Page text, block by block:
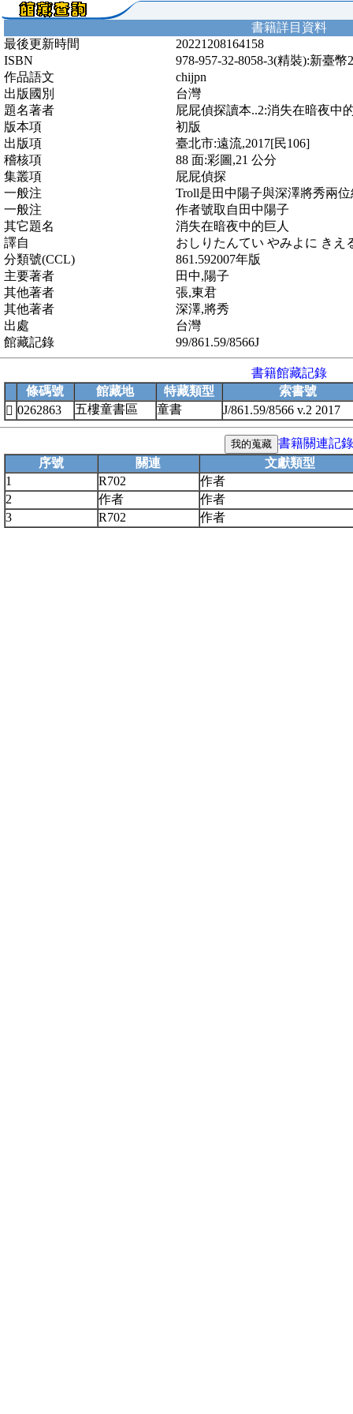
書籍詳目資料
最後更新時間
20221208164158
ISBN
978-957-32-8058-3(精裝):新臺幣
作品語文
chijpn
出版國別
台灣
題名著者
屁屁偵探讀本..2:消失在暗夜中
版本項
初版
出版項
臺北市:遠流,2017[民106]
稽核項
88 面:彩圖,21 公分
集叢項
屁屁偵探
一般注
Troll是田中陽子與深澤將秀兩
一般注
作者號取自田中陽子
其它題名
消失在暗夜中的巨人
譯自
おしりたんてい やみよに きえ
分類號(CCL)
861.592007年版
主要著者
田中,陽子
其他著者
張,東君
其他著者
深澤,將秀
出處
台灣
館藏記錄
99/861.59/8566J
書籍館藏記錄
條碼號
館藏地 特藏類型
索書號
 0262863 五樓童書區 童書 J/861.59/8566 v.2 2017
書籍關連記錄
序號
關連
文獻類型
1
R702
作者
2
作者
作者
3
R702 作者